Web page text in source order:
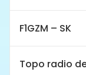
F1GZM – SK
Topo radio